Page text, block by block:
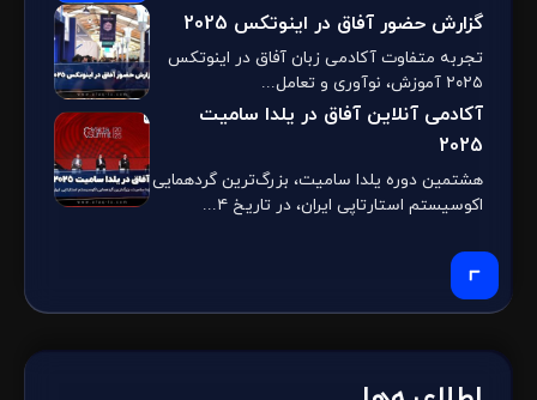
گزارش حضور آفاق در اینوتکس 2025
تجربه متفاوت آکادمی زبان آفاق در اینوتکس
۲۰۲۵ آموزش، نوآوری و تعامل...
آکادمی آنلاین آفاق در یلدا سامیت
2025
هشتمین دوره یلدا سامیت، بزرگ‌ترین گردهمایی
اکوسیستم استارتاپی ایران، در تاریخ ۴...